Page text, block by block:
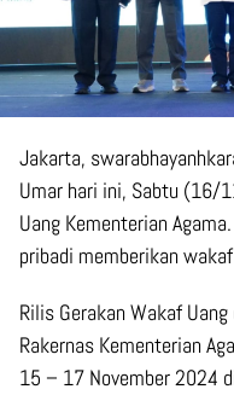
Jakarta,
Umar hari ini, Sabtu (16/
Uang Kementerian
pribadi memberikan
Rilis Gerakan Wakaf
Rakernas Kementerian
15 – 17 November 2024